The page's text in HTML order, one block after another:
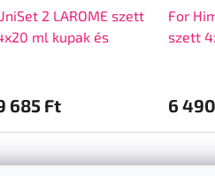
2 LAROME szett
ml kupak és
685 Ft
For
szett
6